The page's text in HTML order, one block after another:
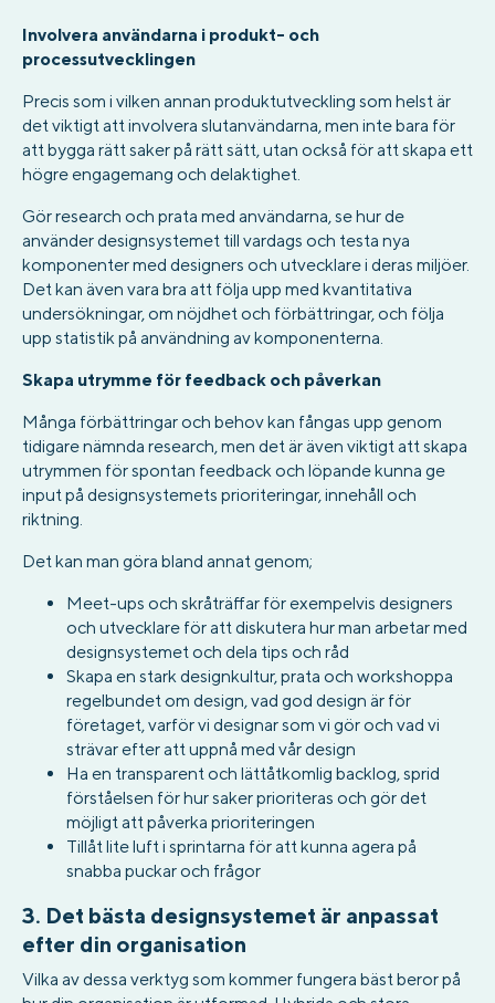
Involvera användarna i produkt- och
processutvecklingen
Precis som i vilken annan produktutveckling som helst är
det viktigt att involvera slutanvändarna, men inte bara för
att bygga rätt saker på rätt sätt, utan också för att skapa ett
högre engagemang och delaktighet.
Gör research och prata med användarna, se hur de
använder designsystemet till vardags och testa nya
komponenter med designers och utvecklare i deras miljöer.
Det kan även vara bra att följa upp med kvantitativa
undersökningar, om nöjdhet och förbättringar, och följa
upp statistik på användning av komponenterna.
Skapa utrymme för feedback och påverkan
Många förbättringar och behov kan fångas upp genom
tidigare nämnda research, men det är även viktigt att skapa
utrymmen för spontan feedback och löpande kunna ge
input på designsystemets prioriteringar, innehåll och
riktning.
Det kan man göra bland annat genom;
Meet-ups och skråträffar för exempelvis designers
och utvecklare för att diskutera hur man arbetar med
designsystemet och dela tips och råd
Skapa en stark designkultur, prata och workshoppa
regelbundet om design, vad god design är för
företaget, varför vi designar som vi gör och vad vi
strävar efter att uppnå med vår design
Ha en transparent och lättåtkomlig backlog, sprid
förståelsen för hur saker prioriteras och gör det
möjligt att påverka prioriteringen
Tillåt lite luft i sprintarna för att kunna agera på
snabba puckar och frågor
3. Det bästa designsystemet är anpassat
efter din organisation
Vilka av dessa verktyg som kommer fungera bäst beror på